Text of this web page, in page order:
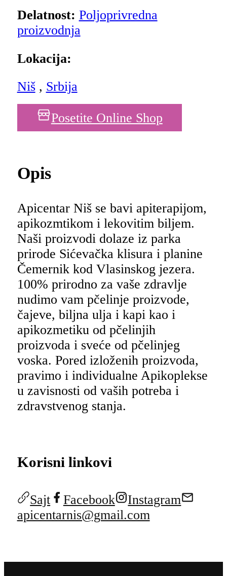
Delatnost: Poljoprivredna
proizvodnja
Lokacija:
Niš, Srbija
Posetite Online Shop
Opis
Apicentar Niš se bavi apiterapijom,
apikozmtikom i lekovitim biljem.
Naši proizvodi dolaze iz parka
prirode Sićevačka klisura i planine
Čemernik kod Vlasinskog jezera.
100% prirodno za vaše zdravlje
nudimo vam pčelinje proizvode,
čajeve, biljna ulja i kapi kao i
apikozmetiku od pčelinjih
proizvoda i sveće od pčelinjeg
voska. Pored izloženih proizvoda,
pravimo i individualne Apikoplekse
u zavisnosti od vaših potreba i
zdravstvenog stanja.
Korisni linkovi
Sajt Facebook
Instagram
apicentarnis@gmail.com